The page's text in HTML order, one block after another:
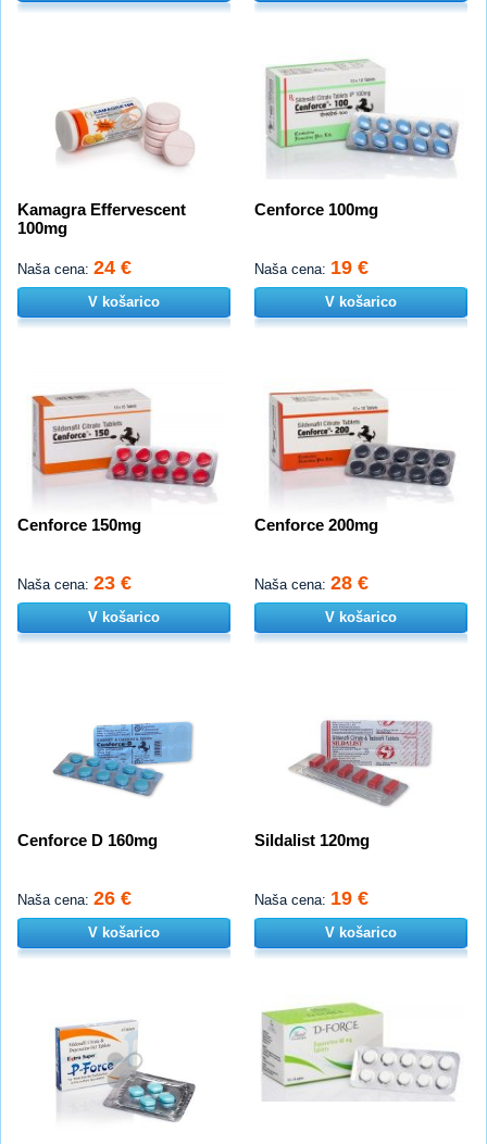
Kamagra Effervescent
100mg
Naša cena: 24 €
V košarico
Cenforce 100mg
Naša cena: 19 €
V košarico
Cenforce 150mg
Naša cena: 23 €
V košarico
Cenforce 200mg
Naša cena: 28 €
V košarico
Cenforce D 160mg
Naša cena: 26 €
V košarico
Sildalist 120mg
Naša cena: 19 €
V košarico